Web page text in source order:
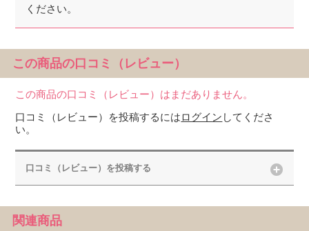
ください。
この商品の口コミ（レビュー）
この商品の口コミ（レビュー）はまだありません。
口コミ（レビュー）を投稿するにはログイン してくださ
い。
口コミ（レビュー）を投稿する
関連商品